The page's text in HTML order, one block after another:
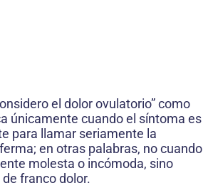
el dolor ovulatorio” como
únicamente cuando el síntoma es
para llamar seriamente la
en otras palabras, no cuando
molesta o incómoda, sino
franco dolor.